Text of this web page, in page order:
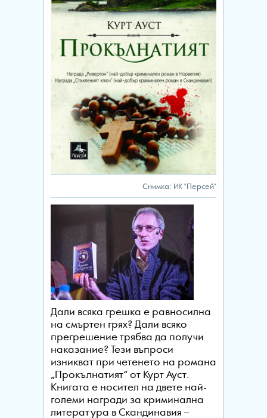
Снимка: ИК "Персей"
Дали всяка грешка е равносилна
на смъртен грях? Дали всяко
прегрешение трябва да получи
наказание? Тези въпроси
изникват при четенето на романа
„Прокълнатият“ от Курт Ауст.
Книгата е носител на двете най-
големи награди за криминална
литература в Скандинавия –